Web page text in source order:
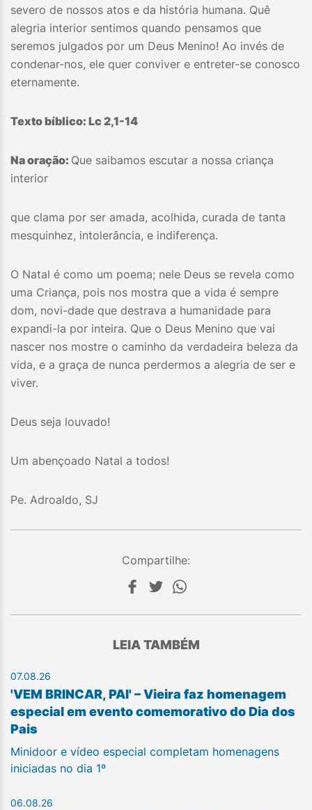
severo de nossos atos e da história humana. Quê
alegria interior sentimos quando pensamos que
seremos julgados por um Deus Menino! Ao invés de
condenar-nos, ele quer conviver e entreter-se conosco
eternamente.
Texto bíblico: Lc 2,1-14
Na oração: Que saibamos escutar a nossa criança
interior
que clama por ser amada, acolhida, curada de tanta
mesquinhez, intolerância, e indiferença.
O Natal é como um poema; nele Deus se revela como
uma Criança, pois nos mostra que a vida é sempre
dom, novi-dade que destrava a humanidade para
expandi-la por inteira. Que o Deus Menino que vai
nascer nos mostre o caminho da verdadeira beleza da
vida, e a graça de nunca perdermos a alegria de ser e
viver.
Deus seja louvado!
Um abençoado Natal a todos!
Pe. Adroaldo, SJ
Compartilhe:
LEIA TAMBÉM
07.08.26
'VEM BRINCAR, PAI' – Vieira faz homenagem
especial em evento comemorativo do Dia dos
Pais
Minidoor e vídeo especial completam homenagens
iniciadas no dia 1º
06.08.26